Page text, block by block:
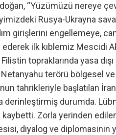
“Yüzümüzü nereye
Rusya-Ukrayna
girişlerini engellemeye,
ilk kıblemiz Mescidi
topraklarında yasa
terörü bölgesel
tahrikleriyle başlatılan
derinleştirmiş durumda.
kaybetti. Zorla yerinden
diyalog ve